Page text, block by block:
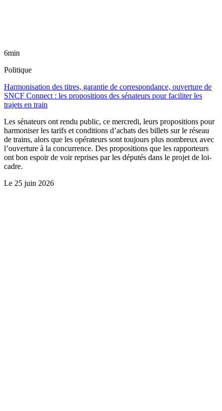
6min
Politique
Harmonisation des titres, garantie de correspondance, ouverture de
SNCF Connect : les propositions des sénateurs pour faciliter les
trajets en train
Les sénateurs ont rendu public, ce mercredi, leurs propositions pour
harmoniser les tarifs et conditions d’achats des billets sur le réseau
de trains, alors que les opérateurs sont toujours plus nombreux avec
l’ouverture à la concurrence. Des propositions que les rapporteurs
ont bon espoir de voir reprises par les députés dans le projet de loi-
cadre.
Le 25 juin 2026